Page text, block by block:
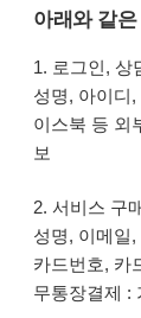
아래와 같
1. 로그인, 상
성명, 아이디
이스북 등 외
보
2. 서비스 구
성명, 이메일
카드번호, 카
무통장결제 :